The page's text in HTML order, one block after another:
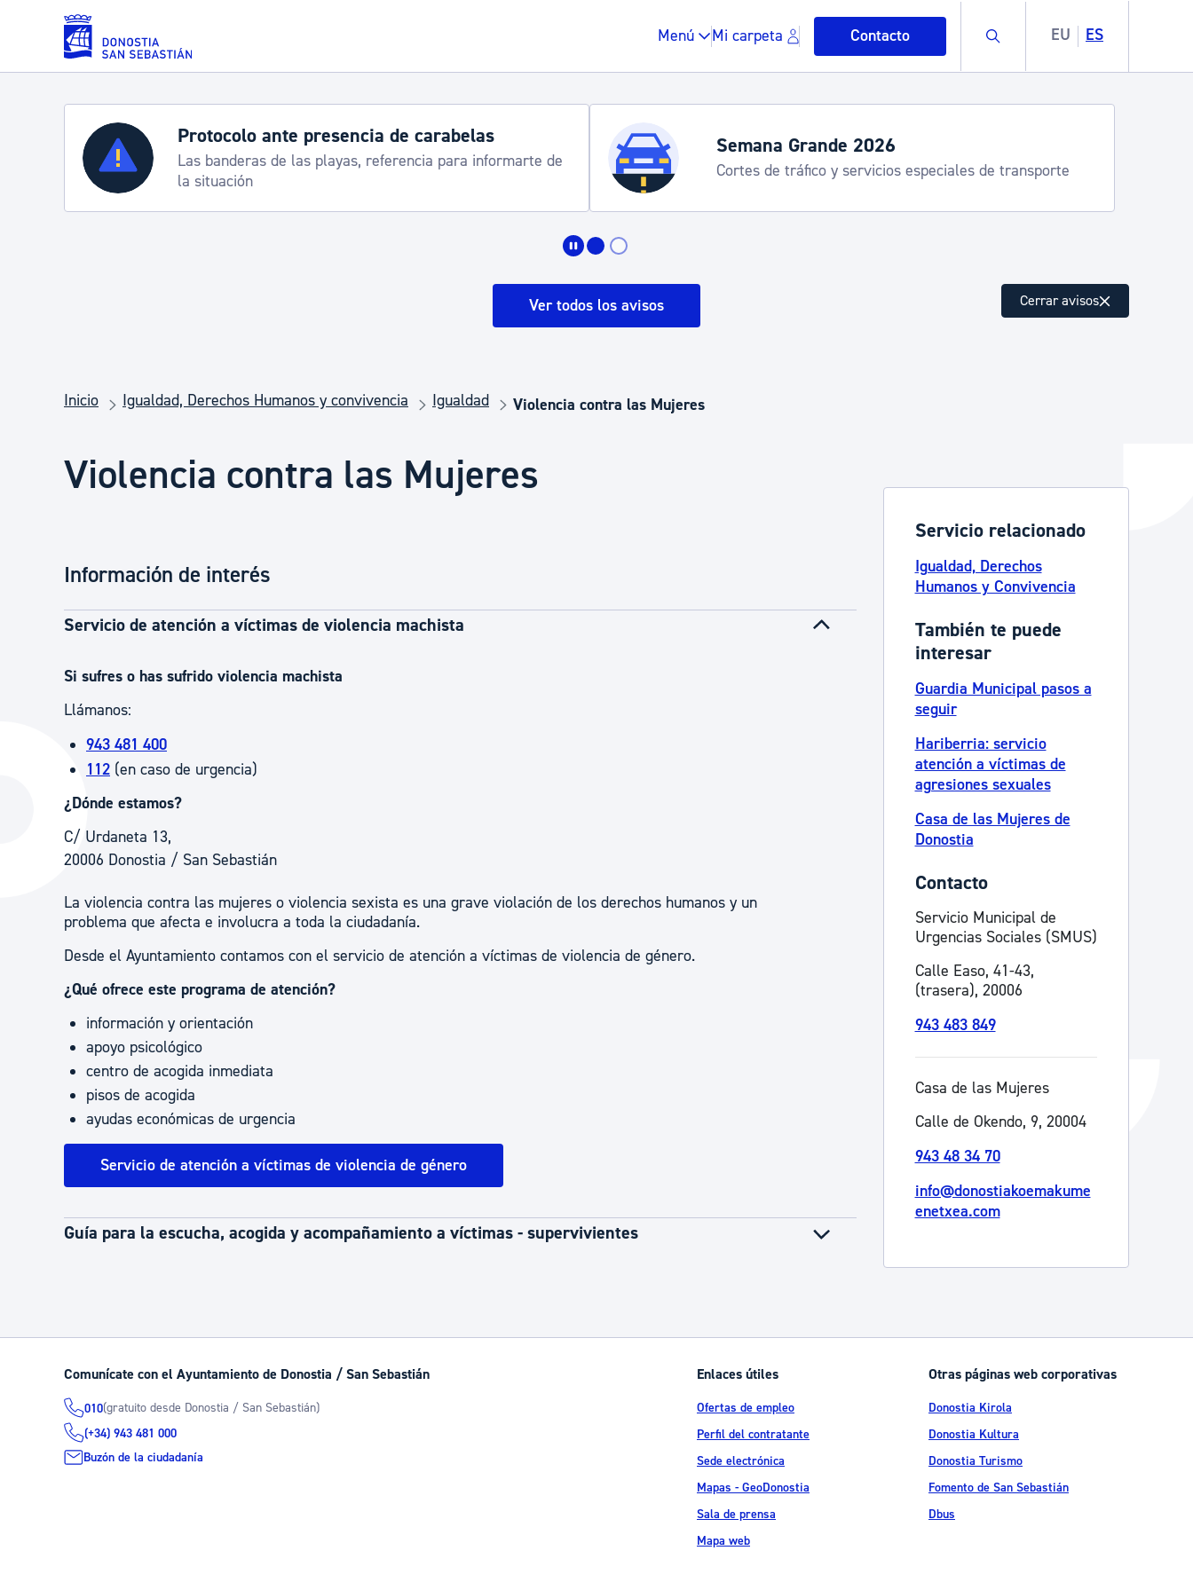
Saltar al contenido principal
Menú Mi carpeta Contacto Buscar EU ES
Servicios
Padrón y asuntos personales
Espacio público, residuos y medioambiente
Seguridad ciudadana y emergencias Euskera
Salud Pública, animales y consumo
Participación ciudadana y asociacionismo Cultura
Deporte
La ciudad
La ciudad ahora
La ciudad futura
Agenda cultural
Portal de transparencia
Catálogo de trámites
Ayuda a la tramitación
Protocolo ante presencia de carabelas
Las banderas de las playas, referencia para informarte de
la situación
Semana Grande 2026
Cortes de tráfico y servicios especiales de transporte
Ver todos los avisos Cerrar avisos
Inicio Igualdad, Derechos Humanos y convivencia Igualdad Violencia contra las Mujeres
Violencia contra las Mujeres
Información de interés
Servicio de atención a víctimas de violencia machista
Si sufres o has sufrido violencia machista
Llámanos:
943 481 400
112 (en caso de urgencia)
¿Dónde estamos?
C/ Urdaneta 13,
20006 Donostia / San Sebastián
La violencia contra las mujeres o violencia sexista es una grave violación de los derechos humanos y un
problema que afecta e involucra a toda la ciudadanía.
Desde el Ayuntamiento contamos con el servicio de atención a víctimas de violencia de género.
¿Qué ofrece este programa de atención?
información y orientación
apoyo psicológico
centro de acogida inmediata
pisos de acogida
ayudas económicas de urgencia
Servicio de atención a víctimas de violencia de género
Guía para la escucha, acogida y acompañamiento a víctimas - supervivientes
Servicio relacionado
Igualdad, Derechos
Humanos y Convivencia
También te puede
interesar
Guardia Municipal pasos a
seguir
Hariberria: servicio
atención a víctimas de
agresiones sexuales
Casa de las Mujeres de
Donostia
Contacto
Servicio Municipal de
Urgencias Sociales (SMUS)
Calle Easo, 41-43,
(trasera), 20006
943 483 849
Casa de las Mujeres
Calle de Okendo, 9, 20004
943 48 34 70
info@donostiakoemakume
enetxea.com
Comunícate con el Ayuntamiento de Donostia / San Sebastián
010(gratuito desde Donostia / San Sebastián)
(+34) 943 481 000
Buzón de la ciudadanía
Enlaces útiles
Ofertas de empleo
Perfil del contratante
Sede electrónica
Mapas - GeoDonostia
Sala de prensa
Mapa web
Otras páginas web corporativas
Donostia Kirola
Donostia Kultura
Donostia Turismo
Fomento de San Sebastián
Dbus